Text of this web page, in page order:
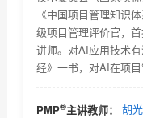
优培PMP备考经验
PMP® 学习心得--
PMP考试技巧--优
PMP备考心得—梁
《中国项目管理知识
级项目管理评价官，
讲师。对AI应用技术
经》一书，对AI在项目
PMP®主讲教师： 胡